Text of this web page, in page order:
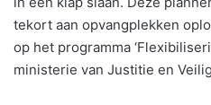
tekort aan opvangplekken
op het programma
ministerie van Justitie en